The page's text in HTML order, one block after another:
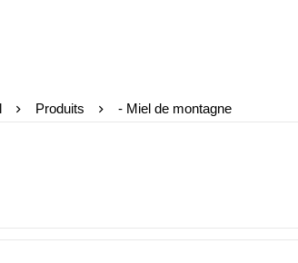
Produits - Miel de montagne